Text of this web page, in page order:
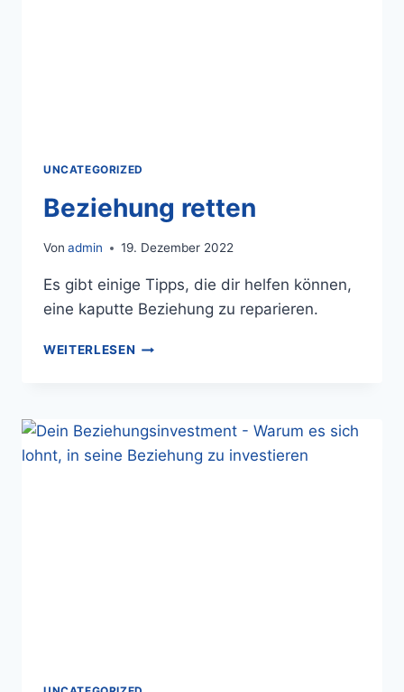
UNCATEGORIZED
Beziehung retten
Von admin 19. Dezember 2022
Es gibt einige Tipps, die dir helfen können,
eine kaputte Beziehung zu reparieren.
WEITERLESEN